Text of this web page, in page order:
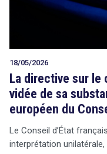
18/05/2026
La directive sur le
vidée de sa
européen du
Le Conseil d’État
interprétation